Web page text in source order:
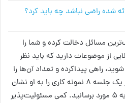
شده راضی نباشد چه باید کرد؟
مسائل دخالت کرده و شما را
از موضوعات دارید که باید نظر
راهی پیداکرده و تعداد آن‌ها را
کاهش دهید. اگر می‌خواهید در یک جلسه ۸ نمونه کاری را به او نشان
دهید، بهتر است تعداد آن‌ها را به ۵ مورد برسانید. کمی مسئولیت‌پذیر